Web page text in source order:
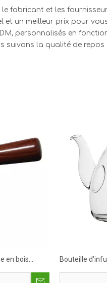
le fabricant et les
un meilleur prix pour
personnalisés en
suivons la qualité de repos
en bois
Bouteille
résistant à la